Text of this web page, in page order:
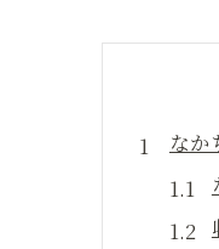
なか